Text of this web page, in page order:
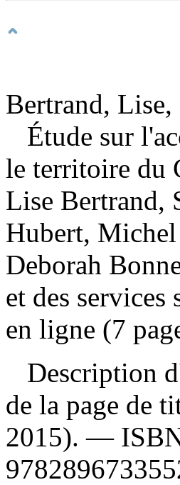
Bertrand, Lise,
Étude sur
le territoire du
Lise Bertrand,
Hubert,
Deborah
et des
en ligne (7
Description
de la page de
2015). —